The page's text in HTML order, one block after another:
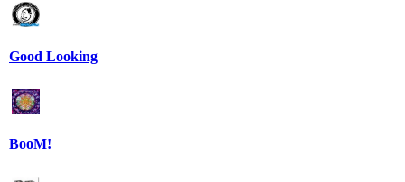
Good Looking
BooM!